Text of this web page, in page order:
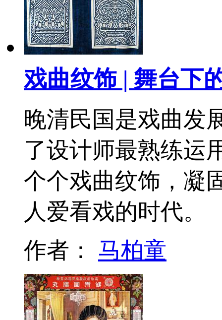
戏曲纹饰 | 舞台下
晚清民国是戏曲发
了设计师最熟练运
个个戏曲纹饰，凝
人爱看戏的时代。
作者： 马柏童